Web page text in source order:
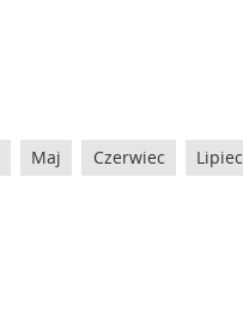
Maj Czerwiec Lipiec